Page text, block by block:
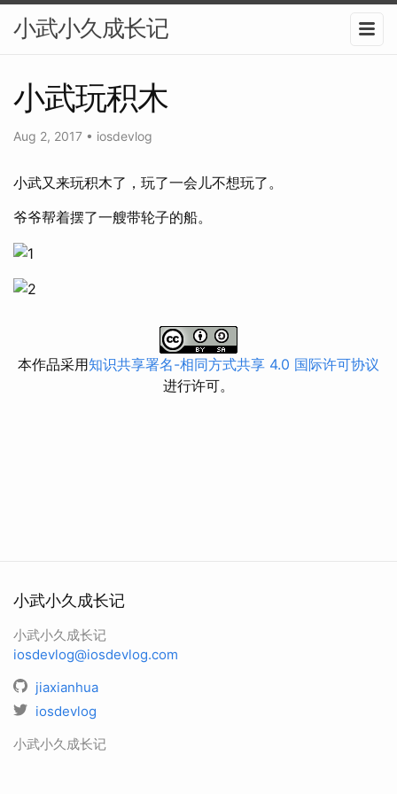
小武小久成长记
小武玩积木
Aug 2, 2017 • iosdevlog
小武又来玩积木了，玩了一会儿不想玩了。
爷爷帮着摆了一艘带轮子的船。
本作品采用知识共享署名-相同方式共享 4.0 国际许可协议
进行许可。
小武小久成长记
小武小久成长记
iosdevlog@iosdevlog.com
jiaxianhua
iosdevlog
小武小久成长记